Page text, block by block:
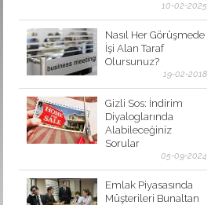
10-02-2025
Nasıl Her Görüşmede
İşi Alan Taraf
Olursunuz?
19-02-2018
Gizli Sos: İndirim
Diyaloglarında
Alabileceğiniz
Sorular
05-09-2024
Emlak Piyasasında
Müşterileri Bunaltan